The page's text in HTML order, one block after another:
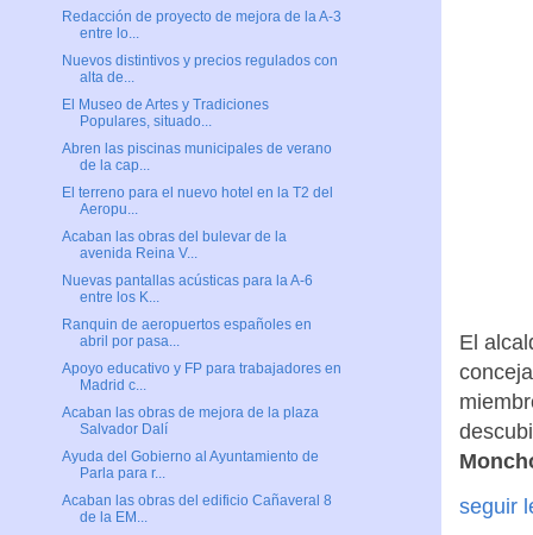
El
seguir
Redacción de proyecto de mejora de la A-3
entre lo...
Nuevos distintivos y precios regulados con
alta de...
El Museo de Artes y Tradiciones
Populares, situado...
Abren las piscinas municipales de verano
de la cap...
El terreno para el nuevo hotel en la T2 del
Aeropu...
Acaban las obras del bulevar de la
avenida Reina V...
Nuevas pantallas acústicas para la A-6
entre los K...
Ranquin de aeropuertos españoles en
abril por pasa...
Apoyo educativo y FP para trabajadores en
Madrid c...
Acaban las obras de mejora de la plaza
Salvador Dalí
Ayuda del Gobierno al Ayuntamiento de
Parla para r...
Acaban las obras del edificio Cañaveral 8
de la EM...